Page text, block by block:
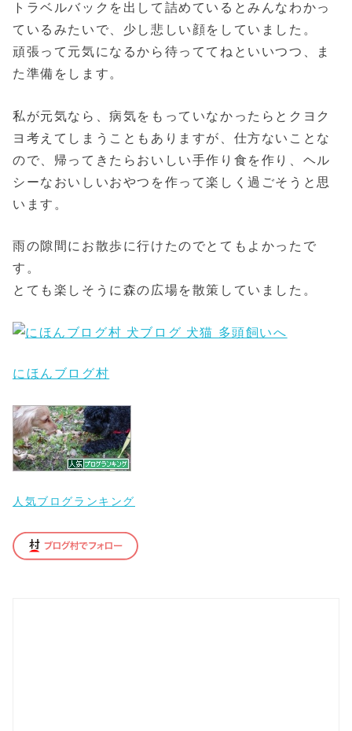
トラベルバックを出して詰めているとみんなわかっ
ているみたいで、少し悲しい顔をしていました。
頑張って元気になるから待っててねといいつつ、ま
た準備をします。
私が元気なら、病気をもっていなかったらとクヨク
ヨ考えてしまうこともありますが、仕方ないことな
ので、帰ってきたらおいしい手作り食を作り、ヘル
シーなおいしいおやつを作って楽しく過ごそうと思
います。
雨の隙間にお散歩に行けたのでとてもよかったで
す。
とても楽しそうに森の広場を散策していました。
にほんブログ村
人気ブログランキング